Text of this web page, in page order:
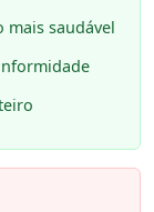
saudável